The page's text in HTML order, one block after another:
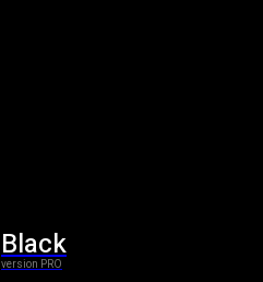
Black
version PRO